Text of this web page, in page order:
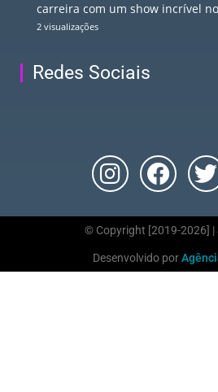
carreira com um show incrível no
2 visualizações
Redes Sociais
© Copyright [2019-2026] |
Desenvolvido por